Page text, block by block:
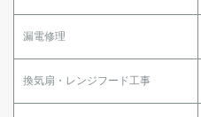
漏電修理
換気扇・レンジフード工事